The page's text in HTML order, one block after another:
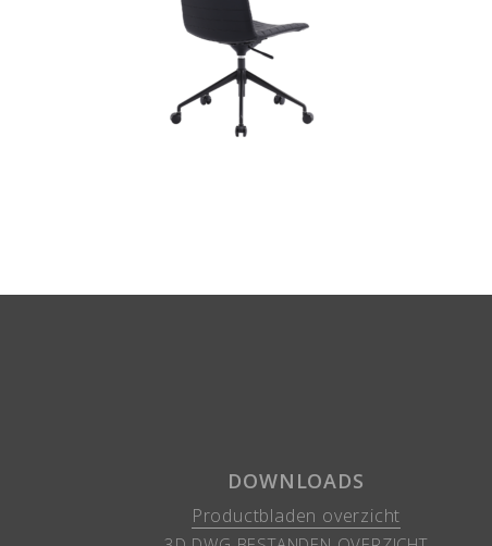
DOWNLOADS
Productbladen overzicht